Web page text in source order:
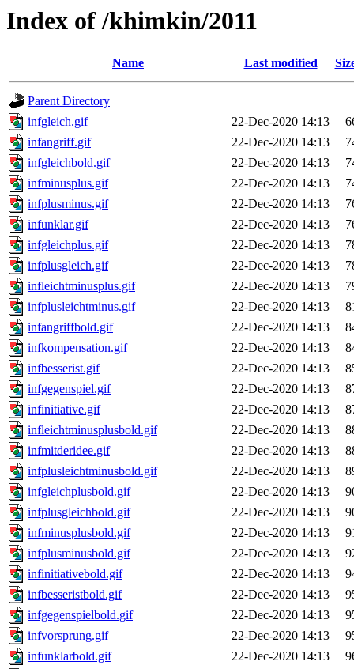
Index of /khimkin/2011
Name Last modified
Parent Directory
infgleich.gif
22-Dec-2020 14:13
infangriff.gif
22-Dec-2020 14:13
infgleichbold.gif
22-Dec-2020 14:13
infminusplus.gif
22-Dec-2020 14:13
infplusminus.gif
22-Dec-2020 14:13
infunklar.gif
22-Dec-2020 14:13
infgleichplus.gif
22-Dec-2020 14:13
infplusgleich.gif
22-Dec-2020 14:13
infleichtminusplus.gif
22-Dec-2020 14:13
infplusleichtminus.gif
22-Dec-2020 14:13
infangriffbold.gif
22-Dec-2020 14:13
infkompensation.gif
22-Dec-2020 14:13
infbesserist.gif
22-Dec-2020 14:13
infgegenspiel.gif
22-Dec-2020 14:13
infinitiative.gif
22-Dec-2020 14:13
infleichtminusplusbold.gif
22-Dec-2020 14:13
infmitderidee.gif
22-Dec-2020 14:13
infplusleichtminusbold.gif
22-Dec-2020 14:13
infgleichplusbold.gif
22-Dec-2020 14:13
infplusgleichbold.gif
22-Dec-2020 14:13
infminusplusbold.gif
22-Dec-2020 14:13
infplusminusbold.gif
22-Dec-2020 14:13
infinitiativebold.gif
22-Dec-2020 14:13
infbesseristbold.gif
22-Dec-2020 14:13
infgegenspielbold.gif
22-Dec-2020 14:13
infvorsprung.gif
22-Dec-2020 14:13
infunklarbold.gif
22-Dec-2020 14:13